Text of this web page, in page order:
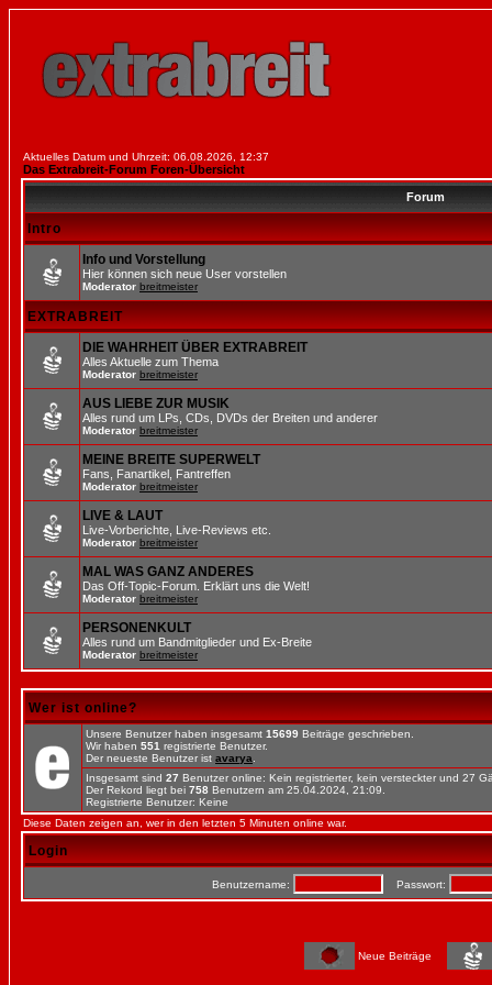
Aktuelles Datum und Uhrzeit: 06.08.2026, 12:37
Das Extrabreit-Forum Foren-Übersicht
Forum
Intro
Info und Vorstellung
Hier können sich neue User vorstellen
Moderator breitmeister
EXTRABREIT
DIE WAHRHEIT ÜBER EXTRABREIT
Alles Aktuelle zum Thema
Moderator breitmeister
AUS LIEBE ZUR MUSIK
Alles rund um LPs, CDs, DVDs der Breiten und anderer
Moderator breitmeister
MEINE BREITE SUPERWELT
Fans, Fanartikel, Fantreffen
Moderator breitmeister
LIVE & LAUT
Live-Vorberichte, Live-Reviews etc.
Moderator breitmeister
MAL WAS GANZ ANDERES
Das Off-Topic-Forum. Erklärt uns die Welt!
Moderator breitmeister
PERSONENKULT
Alles rund um Bandmitglieder und Ex-Breite
Moderator breitmeister
Wer ist online?
Unsere Benutzer haben insgesamt 15699 Beiträge geschrieben.
Wir haben 551 registrierte Benutzer.
Der neueste Benutzer ist avarya
Insgesamt sind 27 Benutzer online: Kein registrierter, kein versteckter und 27
Der Rekord liegt bei 758 Benutzern am 25.04.2024, 21:09.
Registrierte Benutzer: Keine
Diese Daten zeigen an, wer in den letzten 5 Minuten online war.
Login
Benutzername: Passwort:
Neue Beiträge